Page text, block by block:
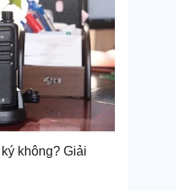
không? Giải